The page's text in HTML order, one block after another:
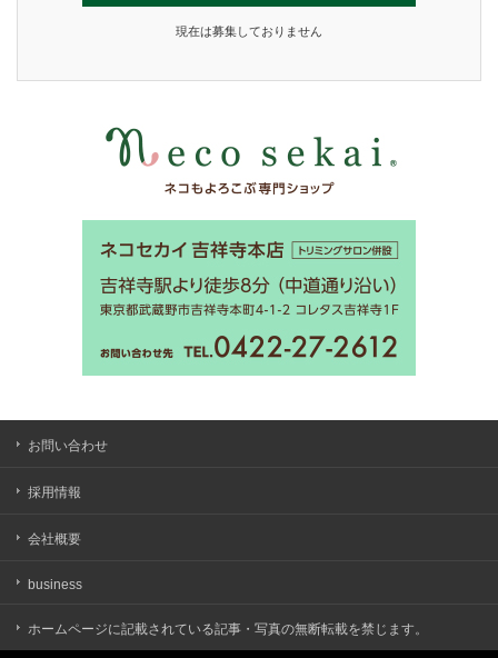
現在は募集しておりません
お問い合わせ
採用情報
会社概要
business
ホームページに記載されている記事・写真の無断転載を禁じます。